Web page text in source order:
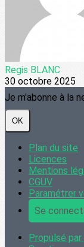
Regis BLANC
30 octobre 2025
Je m'abonne à la
OK
Plan du site
Licences
Mentions
CGUV
Paramétrer
Se
Propulsé